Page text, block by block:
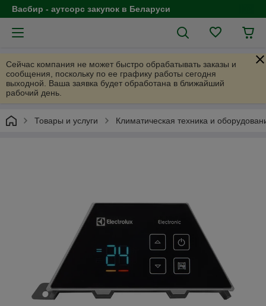
Васбир - аутсорс закупок в Беларуси
Сейчас компания не может быстро обрабатывать заказы и
сообщения, поскольку по ее графику работы сегодня
выходной. Ваша заявка будет обработана в ближайший
рабочий день.
Товары и услуги Климатическая техника и